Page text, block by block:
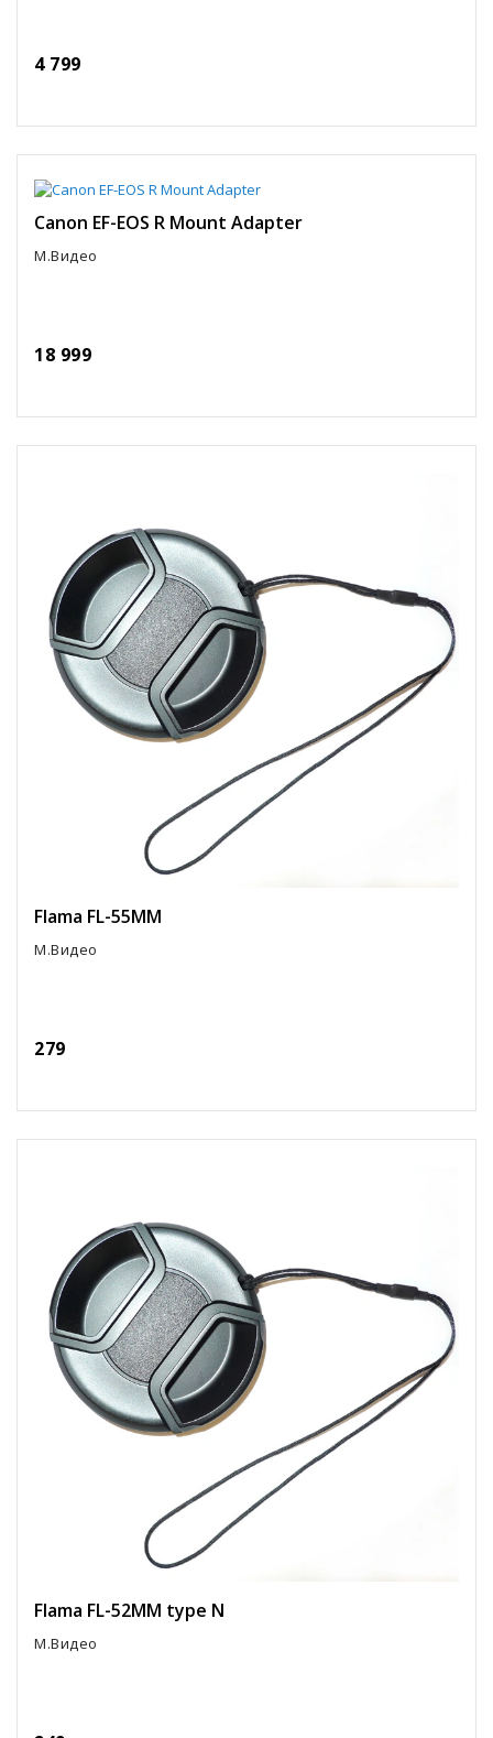
4 799
Canon EF-EOS R Mount Adapter
М.Видео
18 999
Flama FL-55MM
М.Видео
279
Flama FL-52MM type N
М.Видео